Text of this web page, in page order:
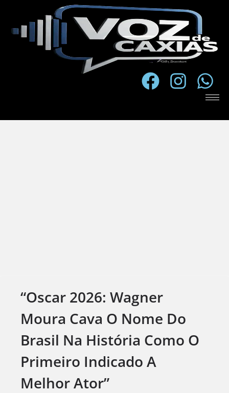
“Oscar 2026: Wagner
Moura Cava O Nome Do
Brasil Na História Como O
Primeiro Indicado A
Melhor Ator”